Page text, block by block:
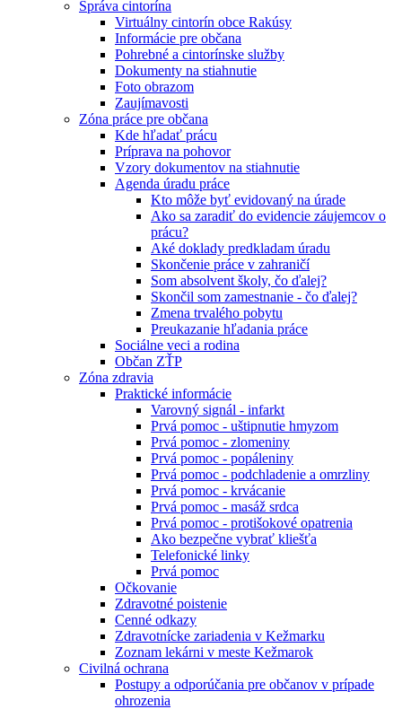
Správa cintorína
Virtuálny cintorín obce Rakúsy
Informácie pre občana
Pohrebné a cintorínske služby
Dokumenty na stiahnutie
Foto obrazom
Zaujímavosti
Zóna práce pre občana
Kde hľadať prácu
Príprava na pohovor
Vzory dokumentov na stiahnutie
Agenda úradu práce
Kto môže byť evidovaný na úrade
Ako sa zaradiť do evidencie záujemcov o
prácu?
Aké doklady predkladam úradu
Skončenie práce v zahraničí
Som absolvent školy, čo ďalej?
Skončil som zamestnanie - čo ďalej?
Zmena trvalého pobytu
Preukazanie hľadania práce
Sociálne veci a rodina
Občan ZŤP
Zóna zdravia
Praktické informácie
Varovný signál - infarkt
Prvá pomoc - uštipnutie hmyzom
Prvá pomoc - zlomeniny
Prvá pomoc - popáleniny
Prvá pomoc - podchladenie a omrzliny
Prvá pomoc - krvácanie
Prvá pomoc - masáž srdca
Prvá pomoc - protišokové opatrenia
Ako bezpečne vybrať kliešťa
Telefonické linky
Prvá pomoc
Očkovanie
Zdravotné poistenie
Cenné odkazy
Zdravotnícke zariadenia v Kežmarku
Zoznam lekárni v meste Kežmarok
Civilná ochrana
Postupy a odporúčania pre občanov v prípade
ohrozenia